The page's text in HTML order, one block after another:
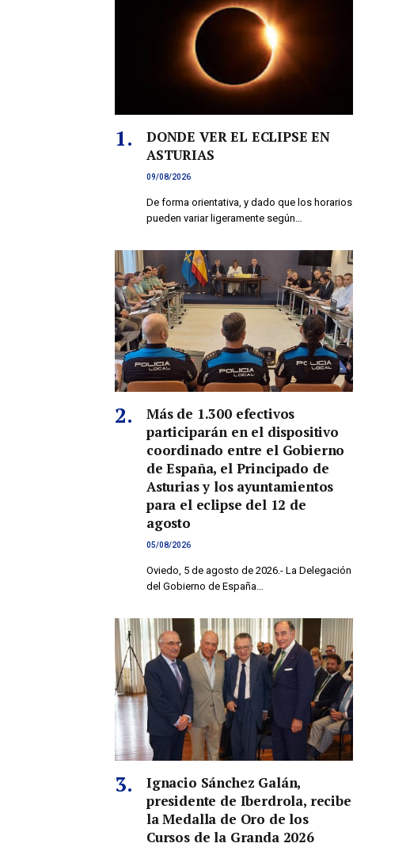
DONDE VER EL ECLIPSE EN
ASTURIAS
09/08/2026
De forma orientativa, y dado que los horarios
pueden variar ligeramente según…
Más de 1.300 efectivos
participarán en el dispositivo
coordinado entre el Gobierno
de España, el Principado de
Asturias y los ayuntamientos
para el eclipse del 12 de
agosto
05/08/2026
Oviedo, 5 de agosto de 2026.- La Delegación
del Gobierno de España…
Ignacio Sánchez Galán,
presidente de Iberdrola, recibe
la Medalla de Oro de los
Cursos de la Granda 2026